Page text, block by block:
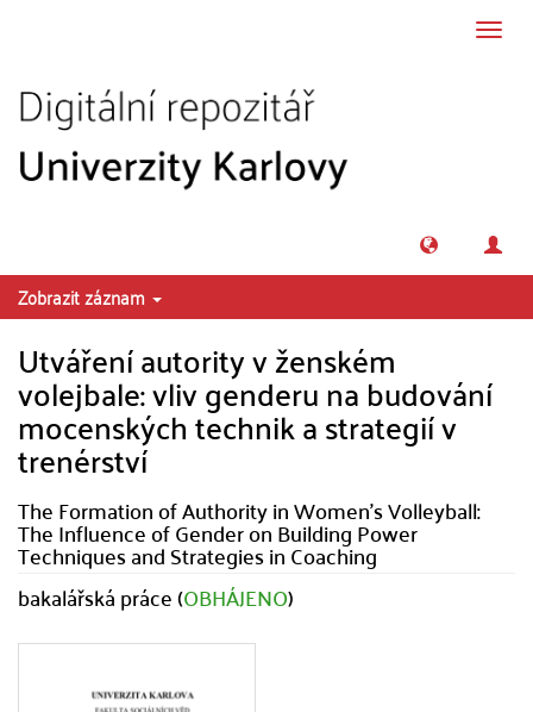
Zobrazit záznam
Utváření autority v ženském
volejbale: vliv genderu na budování
mocenských technik a strategií v
trenérství
The Formation of Authority in Women's Volleyball:
The Influence of Gender on Building Power
Techniques and Strategies in Coaching
bakalářská práce (OBHÁJENO)